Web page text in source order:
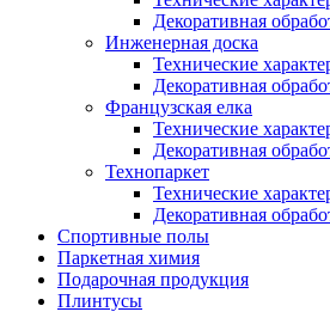
Декоративная
Инженерная доска
Технические
Декоративная
Французская елка
Технические
Декоративная
Технопаркет
Технические
Декоративная
Спортивные полы
Паркетная химия
Подарочная продукция
Плинтусы